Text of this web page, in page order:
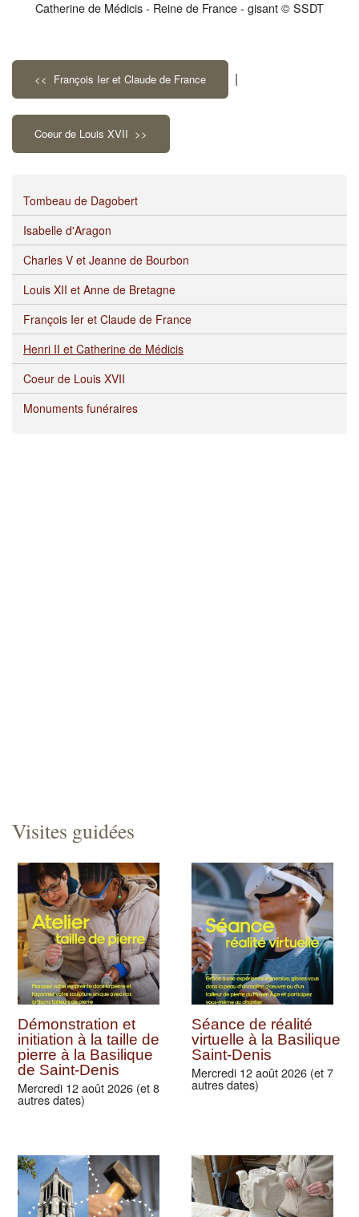
Catherine de Médicis - Reine de France - gisant © SSDT
<< François Ier et Claude de France |
Coeur de Louis XVII >>
Tombeau de Dagobert
Isabelle d'Aragon
Charles V et Jeanne de Bourbon
Louis XII et Anne de Bretagne
François Ier et Claude de France
Henri II et Catherine de Médicis
Coeur de Louis XVII
Monuments funéraires
Visites guidées
Démonstration et
initiation à la taille de
pierre à la Basilique
de Saint-Denis
Mercredi 12 août 2026 (et 8
autres dates)
Séance de réalité
virtuelle à la Basilique
Saint-Denis
Mercredi 12 août 2026 (et 7
autres dates)